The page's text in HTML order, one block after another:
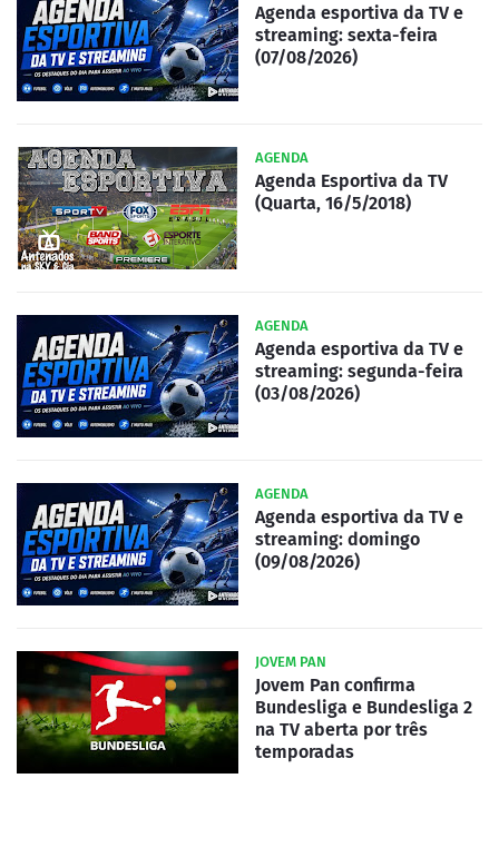
Agenda esportiva da TV e
streaming: sexta-feira
(07/08/2026)
AGENDA
Agenda Esportiva da TV
(Quarta, 16/5/2018)
AGENDA
Agenda esportiva da TV e
streaming: segunda-feira
(03/08/2026)
AGENDA
Agenda esportiva da TV e
streaming: domingo
(09/08/2026)
JOVEM PAN
Jovem Pan confirma
Bundesliga e Bundesliga 2
na TV aberta por três
temporadas